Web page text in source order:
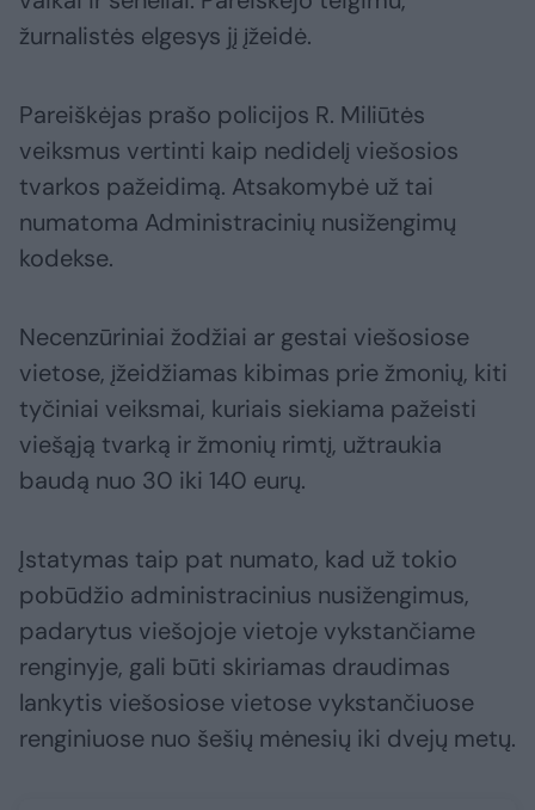
žurnalistės elgesys jį įžeidė.
Pareiškėjas prašo policijos R. Miliūtės
veiksmus vertinti kaip nedidelį viešosios
tvarkos pažeidimą. Atsakomybė už tai
numatoma Administracinių nusižengimų
kodekse.
Necenzūriniai žodžiai ar gestai viešosiose
vietose, įžeidžiamas kibimas prie žmonių, kiti
tyčiniai veiksmai, kuriais siekiama pažeisti
viešąją tvarką ir žmonių rimtį, užtraukia
baudą nuo 30 iki 140 eurų.
Įstatymas taip pat numato, kad už tokio
pobūdžio administracinius nusižengimus,
padarytus viešojoje vietoje vykstančiame
renginyje, gali būti skiriamas draudimas
lankytis viešosiose vietose vykstančiuose
renginiuose nuo šešių mėnesių iki dvejų metų.